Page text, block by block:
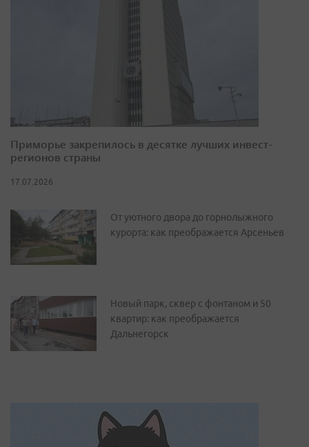
Приморье закрепилось в десятке лучших инвест-
регионов страны
17.07.2026
От уютного двора до горнолыжного
курорта: как преображается Арсеньев
Новый парк, сквер с фонтаном и 50
квартир: как преображается
Дальнегорск